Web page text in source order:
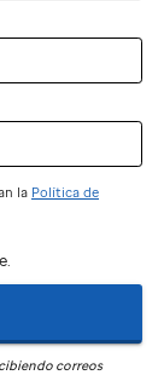
la Política de
correos